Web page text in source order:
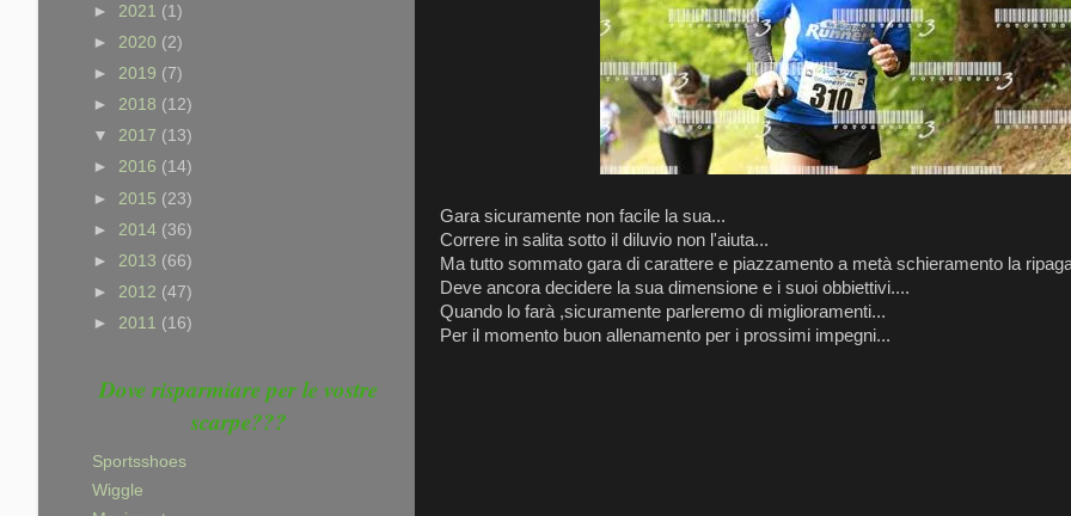
Gara sicuramente non facile la sua...
Correre in salita sotto il diluvio non l'aiuta...
Ma tutto sommato gara di carattere e piazzamento a metà schieramento la
Deve ancora decidere la sua dimensione e i suoi obbiettivi....
Quando lo farà ,sicuramente parleremo di miglioramenti...
Per il momento buon allenamento per i prossimi impegni...
► 2021 (1)
► 2020 (2)
► 2019 (7)
► 2018 (12)
▼ 2017 (13)
► 2016 (14)
► 2015 (23)
► 2014 (36)
► 2013 (66)
► 2012 (47)
► 2011 (16)
Dove risparmiare per le vostre
scarpe???
Sportsshoes
Wiggle